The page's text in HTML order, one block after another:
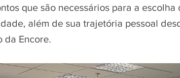
que são necessários para a
além de sua trajetória pessoal
da Encore.